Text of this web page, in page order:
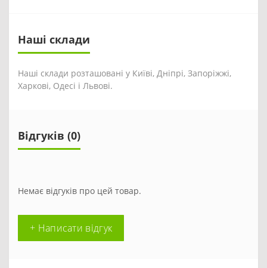
Наші склади
Наші склади розташовані у Київі, Дніпрі, Запоріжжі,
Харкові, Одесі і Львові.
Відгуків (0)
Немає відгуків про цей товар.
+ Написати відгук